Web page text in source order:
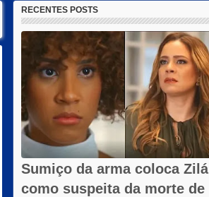
RECENTES POSTS
Sumiço da arma coloca Zilá
como suspeita da morte de